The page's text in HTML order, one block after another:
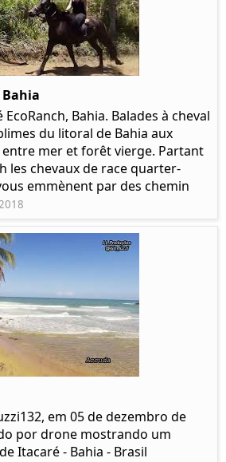
Bahia. Balades à cheval
du litoral de Bahia aux
mer et forêt vierge. Partant
les chevaux de race quarter-
emmènent par des chemin
em 05 de dezembro de
por drone mostrando um
Itacaré - Bahia - Brasil